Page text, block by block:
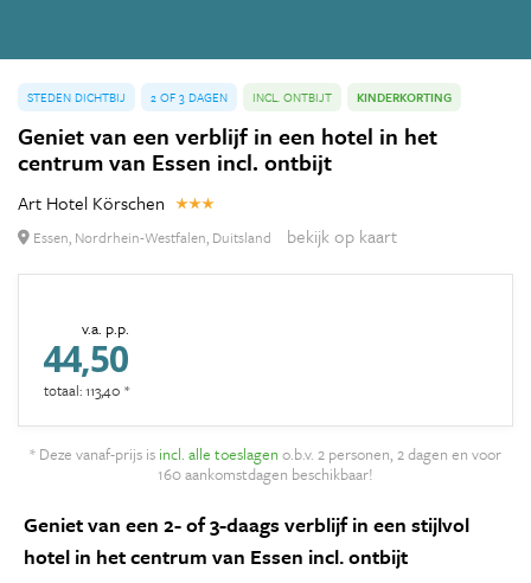
STEDEN DICHTBIJ 2 OF 3 DAGEN INCL. ONTBIJT KINDERKORTING
Geniet van een verblijf in een hotel in het
centrum van Essen incl. ontbijt
Art Hotel Körschen
Essen, Nordrhein-Westfalen, Duitsland bekijk op kaart
v.a. p.p.
44,50
totaal: 113,40 *
* Deze vanaf-prijs is incl. alle toeslagen o.b.v. 2 personen, 2 dagen en voor
160 aankomstdagen beschikbaar!
Geniet van een 2- of 3-daags verblijf in een stijlvol
hotel in het centrum van Essen incl. ontbijt